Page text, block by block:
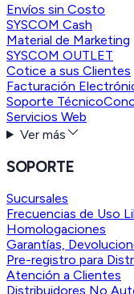
Envíos sin Costo
SYSCOM Cash
Material de Marketing
SYSCOM OUTLET
Cotice a sus Clientes
Facturación
Soporte Técnico
Servicios Web
Ver más
SOPORTE
Sucursales
Frecuencias de Uso
Homologaciones
Garantías,
Pre-registro para
Atención a Clientes
Distribuidores No